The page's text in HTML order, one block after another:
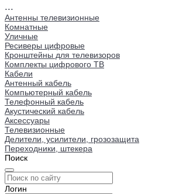
...
Антенны телевизионные
Комнатные
Уличные
Ресиверы цифровые
Кронштейны для телевизоров
Комплекты цифрового ТВ
Кабели
Антенный кабель
Компьютерный кабель
Телефонный кабель
Акустический кабель
Аксессуары
Телевизионные
Делители, усилители, грозозащита
Переходники, штекера
Поиск
Логин